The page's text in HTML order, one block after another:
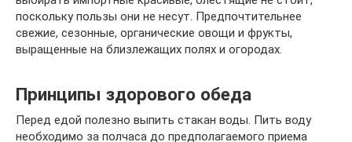
поскольку пользы они не несут. Предпочтительнее
свежие, сезонные, органические овощи и фрукты,
выращенные на близлежащих полях и огородах.
Принципы здорового обеда
Перед едой полезно выпить стакан воды. Пить воду
необходимо за полчаса до предполагаемого приема